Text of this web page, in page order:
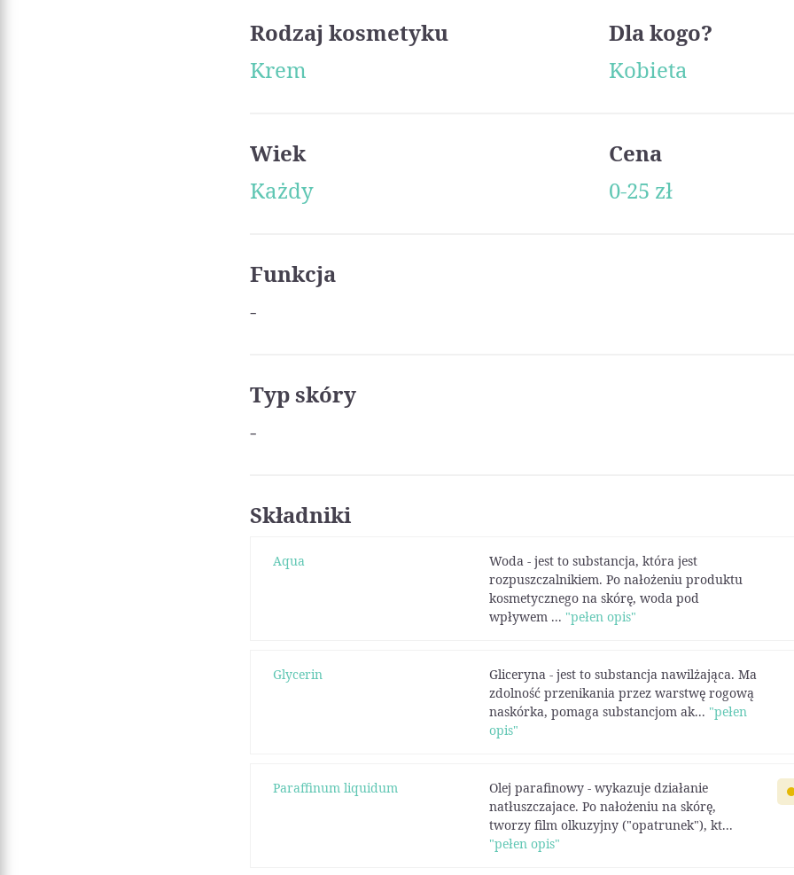
Rodzaj kosmetyku
Krem
Dla kogo?
Kobieta
Wiek
Każdy
Cena
0-25 zł
Funkcja
-
Typ skóry
-
Składniki
Aqua
Woda - jest to substancja, która jest
rozpuszczalnikiem. Po nałożeniu produktu
kosmetycznego na skórę, woda pod
wpływem ... "pełen opis"
Glycerin
Gliceryna - jest to substancja nawilżająca. Ma
zdolność przenikania przez warstwę rogową
naskórka, pomaga substancjom ak... "pełen
opis"
Paraffinum liquidum
Olej parafinowy - wykazuje działanie
natłuszczajace. Po nałożeniu na skórę,
tworzy film olkuzyjny ("opatrunek"), kt...
"pełen opis"